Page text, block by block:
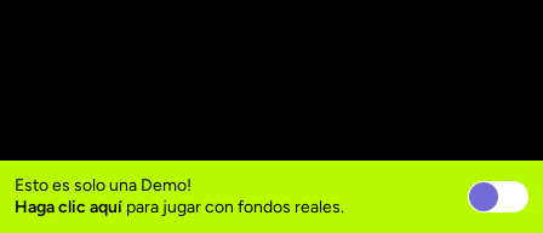
Esto es solo una Demo!
Haga clic aquí para jugar con fondos reales.